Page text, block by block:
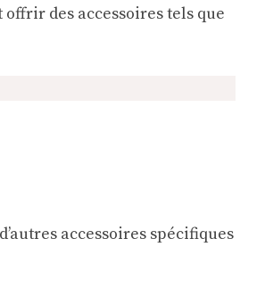
des accessoires tels que
accessoires spécifiques